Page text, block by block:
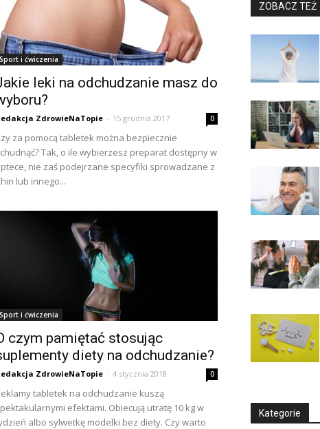
Sport i ćwiczenia
leki na odchudzanie masz do
ZdrowieNaTopie - 15 grudnia 2017 0
za pomocą tabletek można bezpiecznie
Tak, o ile wybierzesz preparat dostępny w
nie zaś podejrzane specyfiki sprowadzane z
lub innego...
Sport i ćwiczenia
czym pamiętać stosując
diety na odchudzanie?
ZdrowieNaTopie - 4 stycznia 2018 0
tabletek na odchudzanie kuszą
efektami. Obiecują utratę 10 kg w
albo sylwetkę modelki bez diety. Czy warto
ZOBACZ TEŻ
Kategorie